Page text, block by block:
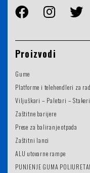
Proizvodi
Gume
Platforme i telehendleri za
Viljuškari – Paletari – Stakeri
Zaštitne barijere
Prese za baliranje otpada
Zaštitni lanci
ALU utovarne rampe
PUNJENJE GUMA